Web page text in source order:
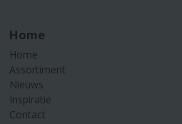
Home
Home
Assortiment
Nieuws
Inspiratie
Contact